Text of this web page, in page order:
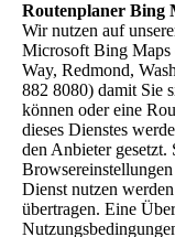
Routenplaner Bing
Wir nutzen auf
Microsoft Bing
Way, Redmond,
882 8080) damit Sie
können oder eine
dieses Dienstes
den Anbieter gesetzt.
Dienst nutzen
übertragen. Eine